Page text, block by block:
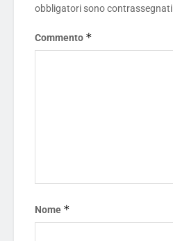
obbligatori sono contrassegnati
Commento *
Nome *